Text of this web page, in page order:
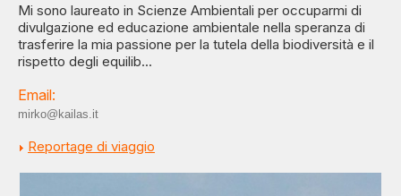
Mi sono laureato in Scienze Ambientali per occuparmi di
divulgazione ed educazione ambientale nella speranza di
trasferire la mia passione per la tutela della biodiversità e il
rispetto degli equilib...
Email:
mirko@kailas.it
Reportage di viaggio